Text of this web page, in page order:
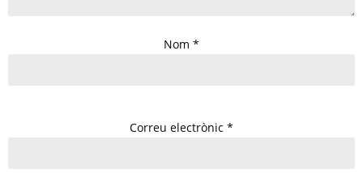
Nom *
Correu electrònic *